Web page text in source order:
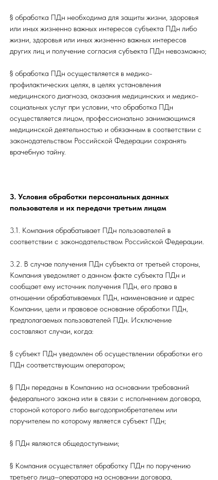
§ обработка ПДн необходима для защиты жизни, здоровья
или иных жизненно важных интересов субъекта ПДн либо
жизни, здоровья или иных жизненно важных интересов
других лиц и получение согласия субъекта ПДн невозможно;
§ обработка ПДн осуществляется в медико-
профилактических целях, в целях установления
медицинского диагноза, оказания медицинских и медико-
социальных услуг при условии, что обработка ПДн
осуществляется лицом, профессионально занимающимся
медицинской деятельностью и обязанным в соответствии с
законодательством Российской Федерации сохранять
врачебную тайну.
3. Условия обработки персональных данных
пользователя и их передачи третьим лицам
3.1. Компания обрабатывает ПДн пользователей в
соответствии с законодательством Российской Федерации.
3.2. В случае получения ПДн субъекта от третьей стороны,
Компания уведомляет о данном факте субъекта ПДн и
сообщает ему источник получения ПДн, его права в
отношении обрабатываемых ПДн, наименование и адрес
Компании, цели и правовое основание обработки ПДн,
предполагаемых пользователей ПДн. Исключение
составляют случаи, когда:
§ субъект ПДн уведомлен об осуществлении обработки его
ПДн соответствующим оператором;
§ ПДн переданы в Компанию на основании требований
федерального закона или в связи с исполнением договора,
стороной которого либо выгодоприобретателем или
поручителем по которому является субъект ПДн;
§ ПДн являются общедоступными;
§ Компания осуществляет обработку ПДн по поручению
третьего лица–оператора на основании договора,